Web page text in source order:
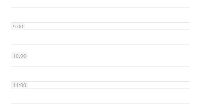
9:00
10:00
11:00